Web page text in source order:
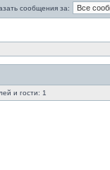
сообщения за:
и гости: 1